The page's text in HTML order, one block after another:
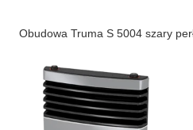
Obudowa Truma S 5004 szary